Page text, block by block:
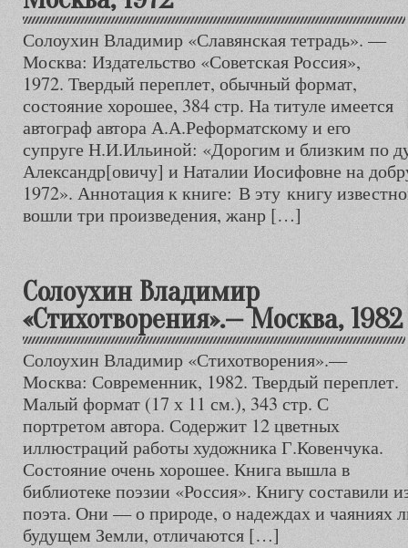
Солоухин Владимир «Славянская тетрадь». —
Москва: Издательство «Советская Россия»,
1972. Твердый переплет, обычный формат,
состояние хорошее, 384 стр. На титуле имеется
автограф автора А.А.Реформатскому и его
супруге Н.И.Ильиной: «Дорогим и близким по
Александр[овичу] и Наталии Иосифовне на
1972». Аннотация к книге: В эту книгу
вошли три произведения, жанр […]
Солоухин Владимир
«Стихотворения».— Москва, 1982
Солоухин Владимир «Стихотворения».—
Москва: Современник, 1982. Твердый переплет.
Малый формат (17 х 11 см.), 343 стр. С
портретом автора. Содержит 12 цветных
иллюстраций работы художника Г.Ковенчука.
Состояние очень хорошее. Книга вышла в
библиотеке поэзии «Россия». Книгу составили
поэта. Они — о природе, о надеждах и чаяниях
будущем Земли, отличаются […]